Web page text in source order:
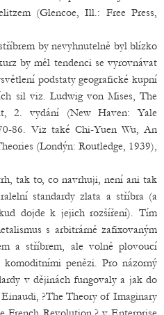
(Glencoe, Ill.: Free Press,
by nevyhnutelně byl blízko
by měl tendenci se vyrovnávat
podstaty geografické kupní
sil viz. Ludwig von Mises, The
2. vydání (New Haven: Yale
86. Viz také Chi-Yuen Wu, An
(Londýn: Routledge, 1939),
tak to, co navrhuji, není ani tak
standardy zlata a stříbra (a
dojde k jejich rozšíření). Tím
s arbitrárně zafixovaným
a stříbrem, ale volně plovoucí
penězi. Pro názorný
v dějinách fungovaly a jak do
?The Theory of Imaginary